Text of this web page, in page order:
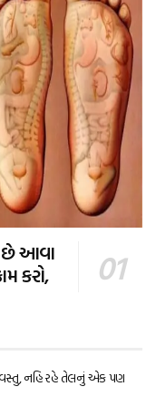
છે આવા
કરો,
વસ્તુ, નહિ રહે તેલનું એક પણ